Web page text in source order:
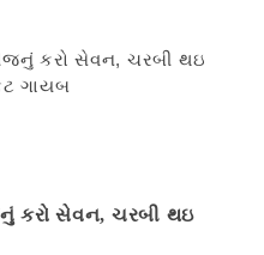
કરો સેવન, ચરબી થઇ